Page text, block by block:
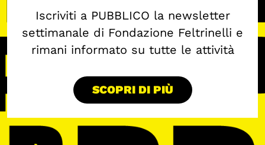
Iscriviti a PUBBLICO la newsletter
settimanale di Fondazione Feltrinelli e
rimani informato su tutte le attività
SCOPRI DI PIÙ